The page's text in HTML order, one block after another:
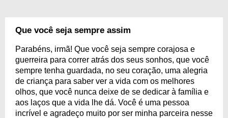
Que você seja sempre assim
Parabéns, irmã! Que você seja sempre corajosa e
guerreira para correr atrás dos seus sonhos, que você
sempre tenha guardada, no seu coração, uma alegria
de criança para saber ver a vida com os melhores
olhos, que você nunca deixe de se dedicar à família e
aos laços que a vida lhe dá. Você é uma pessoa
incrível e agradeço muito por ser minha parceira nesse